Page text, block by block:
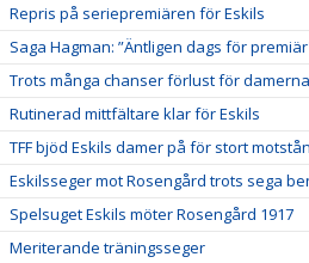
Repris på seriepremiären för Eskils
Saga Hagman: ”Äntligen dags för
Trots många chanser förlust för damerna
Rutinerad mittfältare klar för Eskils
TFF bjöd Eskils damer på för stort
Eskilsseger mot Rosengård trots sega
Spelsuget Eskils möter Rosengård 1917
Meriterande träningsseger